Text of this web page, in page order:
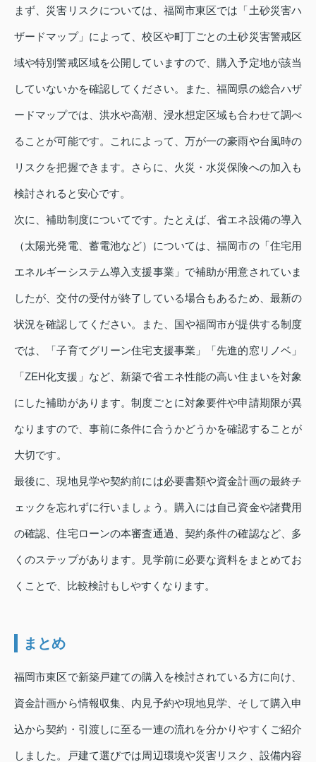
まず、災害リスクについては、福岡市東区では「土砂災害ハ
ザードマップ」によって、校区や町丁ごとの土砂災害警戒区
域や特別警戒区域を公開していますので、購入予定地が該当
していないかを確認してください。また、福岡県の総合ハザ
ードマップでは、洪水や高潮、浸水想定区域も合わせて調べ
ることが可能です。これによって、万が一の豪雨や台風時の
リスクを把握できます。さらに、火災・水災保険への加入も
検討されると安心です。
次に、補助制度についてです。たとえば、省エネ設備の導入
（太陽光発電、蓄電池など）については、福岡市の「住宅用
エネルギーシステム導入支援事業」で補助が用意されていま
したが、交付の受付が終了している場合もあるため、最新の
状況を確認してください。また、国や福岡市が提供する制度
では、「子育てグリーン住宅支援事業」「先進的窓リノベ」
「ZEH化支援」など、新築で省エネ性能の高い住まいを対象
にした補助があります。制度ごとに対象要件や申請期限が異
なりますので、事前に条件に合うかどうかを確認することが
大切です。
最後に、現地見学や契約前には必要書類や資金計画の最終チ
ェックを忘れずに行いましょう。購入には自己資金や諸費用
の確認、住宅ローンの本審査通過、契約条件の確認など、多
くのステップがあります。見学前に必要な資料をまとめてお
くことで、比較検討もしやすくなります。
まとめ
福岡市東区で新築戸建ての購入を検討されている方に向け、
資金計画から情報収集、内見予約や現地見学、そして購入申
込から契約・引渡しに至る一連の流れを分かりやすくご紹介
しました。戸建て選びでは周辺環境や災害リスク、設備内容